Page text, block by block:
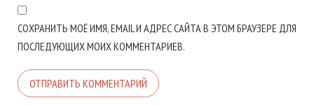
СОХРАНИТЬ МОЁ ИМЯ, EMAIL И АДРЕС САЙТА В ЭТОМ БРАУЗЕРЕ ДЛЯ
ПОСЛЕДУЮЩИХ МОИХ КОММЕНТАРИЕВ.